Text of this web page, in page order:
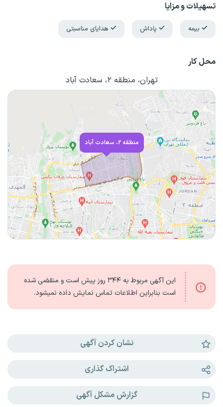
تسهیلات و مزایا
بیمه پاداش هدایای مناسبتی
محل کار
تهران، منطقه ۲، سعادت آباد
منطقه ۲، سعادت آباد
این آگهی مربوط به ۳۴۴ روز
پیش است و منقضی شده
است بنابراین اطلاعات تماس نمایش داده نمیشود.
نشان کردن آگهی
اشتراک گذاری
گزارش مشکل آگهی